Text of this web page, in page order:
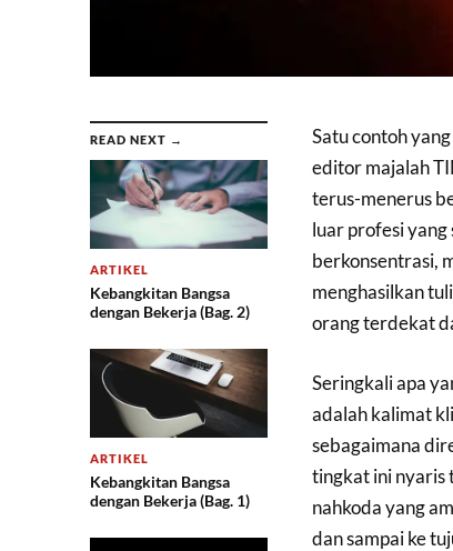
READ NEXT →
ARTIKEL
Kebangkitan Bangsa
dengan Bekerja (Bag. 2)
ARTIKEL
Kebangkitan Bangsa
dengan Bekerja (Bag. 1)
Satu contoh
editor majalah
terus-menerus
luar profesi
berkonsentrasi,
menghasilkan
orang terdekat
Seringkali apa
adalah kalimat
sebagaimana
tingkat ini nyaris
nahkoda yang
dan sampai ke